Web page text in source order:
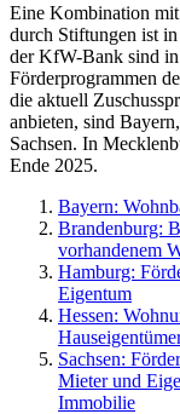
Eine Kombination mit
durch Stiftungen ist
der KfW-Bank sind
Förderprogrammen
die aktuell
anbieten, sind
Sachsen. In
Ende 2025.
Bayern:
Brandenburg:
vorhandenem
Hamburg:
Eigentum
Hessen:
Sachsen:
Mieter und
Immobilie